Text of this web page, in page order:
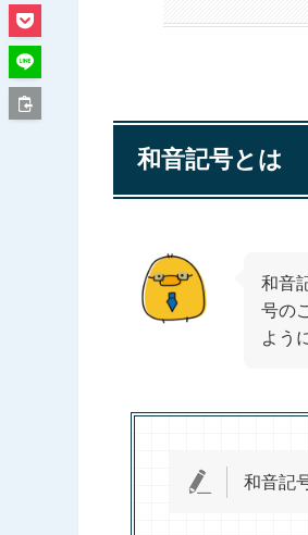
和音記号とは
和音
号の
よう
和音記